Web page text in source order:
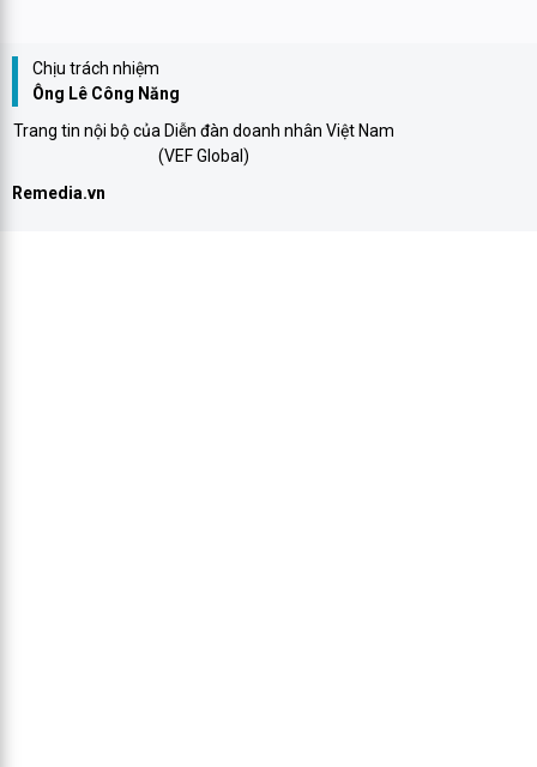
Chịu trách nhiệm
Ông Lê Công Năng
Trang tin nội bộ của Diễn đàn doanh nhân Việt Nam
(VEF Global)
Remedia.vn